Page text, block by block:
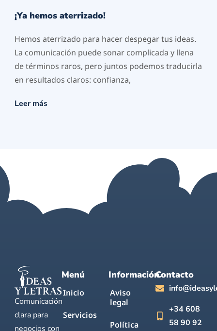
¡Ya hemos aterrizado!
Hemos aterrizado para hacer despegar tus ideas.
La comunicación puede sonar complicada y llena
de términos raros, pero juntos podemos traducirla
en resultados claros: confianza,
Leer más
Comunicación
clara para
negocios con
Menú
Inicio
Servicios
Información
Aviso
legal
Política
Contacto
+34 608
58 90 92